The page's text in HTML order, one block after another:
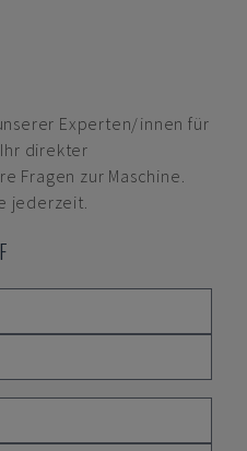
Experten/innen für
direkter
Fragen zur Maschine.
jederzeit.